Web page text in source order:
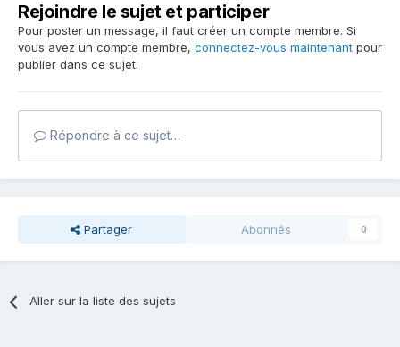
Rejoindre le sujet et participer
Pour poster un message, il faut créer un compte membre. Si
vous avez un compte membre, connectez-vous maintenant pour
publier dans ce sujet.
Répondre à ce sujet…
Partager Abonnés 0
Aller sur la liste des sujets